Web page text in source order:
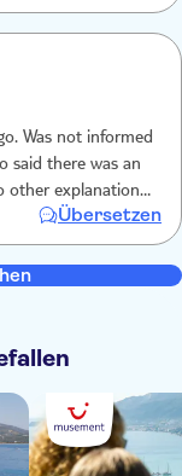
Was not informed
said there was an
other explanation
Übersetzen